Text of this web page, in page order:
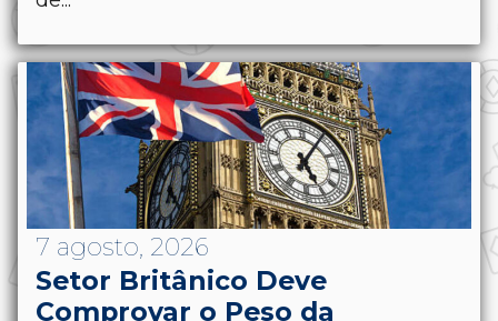
7 agosto, 2026
Setor Britânico Deve
Comprovar o Peso da